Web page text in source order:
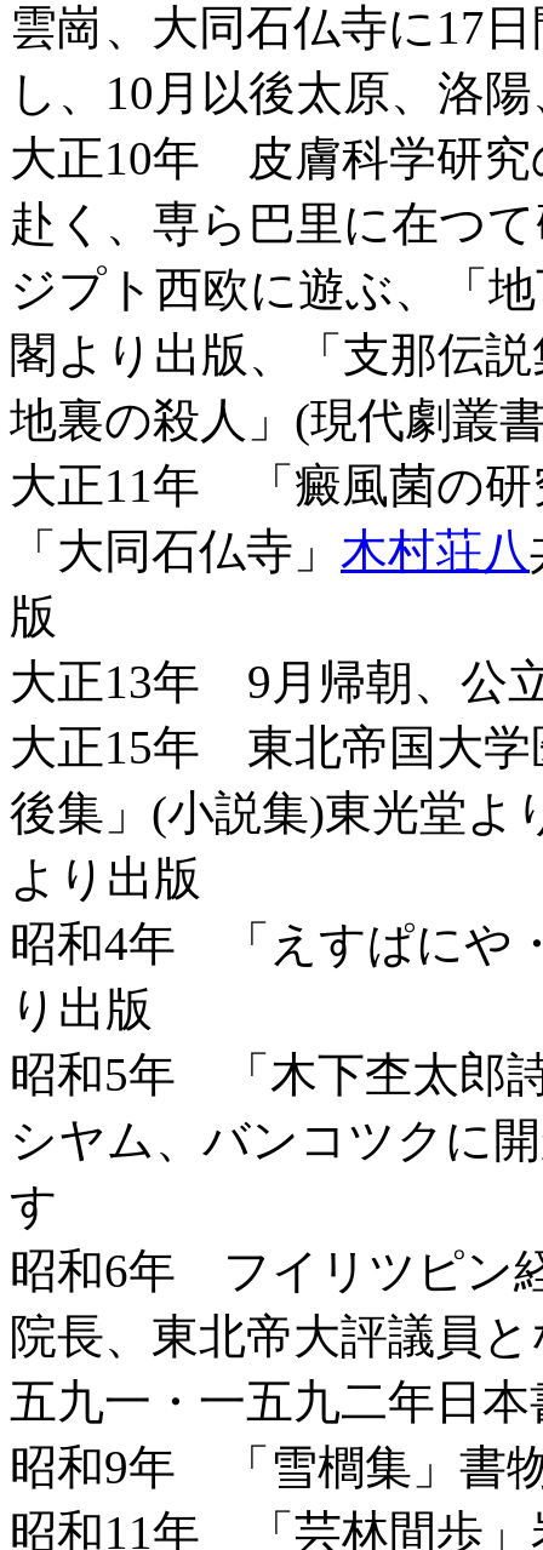
雲崗、大同石仏寺に17
し、10月以後太原、洛
大正10年 皮膚科学研究
赴く、専ら巴里に在つ
ジプト西欧に遊ぶ、「
閣より出版、「支那伝
地裏の殺人」(現代劇叢
大正11年 「癜風菌の研
「大同石仏寺」 木村荘八
版
大正13年 9月帰朝、公
大正15年 東北帝国大学
後集」(小説集)東光堂よ
より出版
昭和4年 「えすぱにや
り出版
昭和5年 「木下杢太郎
シヤム、バンコツクに
す
昭和6年 フイリツピン
院長、東北帝大評議員
五九一・一五九二年日
昭和9年 「雪櫚集」書
昭和11年 「芸林間歩」